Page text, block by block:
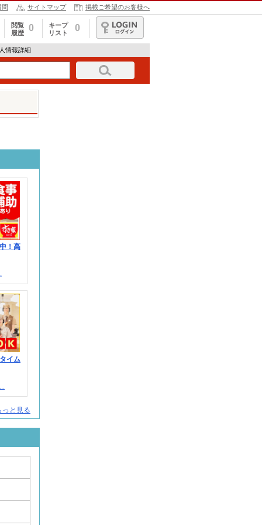
問 サイトマップ 掲載ご希望のお客様へ
閲覧
履歴
0
キープ
リスト
0
ログイン
情報詳細
！高
イム
と見る